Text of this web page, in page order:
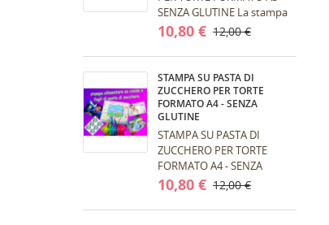
SENZA GLUTINE La stampa
viene effettuata con
stampante alimentare e
inchiostri...
10,80 € 12,00 €
STAMPA SU PASTA DI
ZUCCHERO PER TORTE
FORMATO A4 - SENZA
GLUTINE
STAMPA SU PASTA DI
ZUCCHERO PER TORTE
FORMATO A4 - SENZA
GLUTINE La stampa viene
effettuata con stampante
alimentare e inchiostri...
10,80 € 12,00 €